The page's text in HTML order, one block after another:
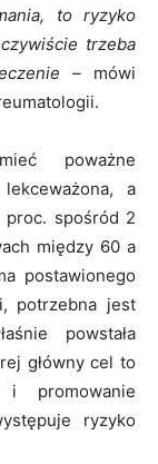
to ryzyko
trzeba
– mówi
poważne
a
proc. spośród 2
między 60 a
postawionego
potrzebna jest
powstała
główny cel to
i promowanie
ryzyko